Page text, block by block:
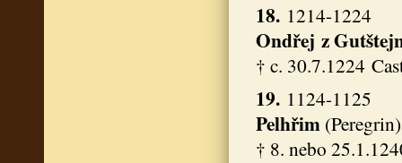
18.1214-1224
Ondřej z
† c. 30.7.1224
19.1124-1125
Pelhřim (Peregrin)
† 8. nebo